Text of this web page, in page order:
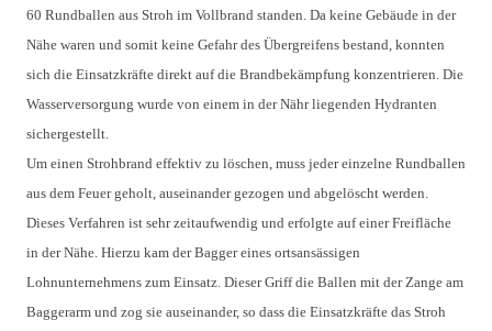
60 Rundballen aus Stroh im Vollbrand standen. Da keine Gebäude in der
Nähe waren und somit keine Gefahr des Übergreifens bestand, konnten
sich die Einsatzkräfte direkt auf die Brandbekämpfung konzentrieren. Die
Wasserversorgung wurde von einem in der Nähr liegenden Hydranten
sichergestellt.
Um einen Strohbrand effektiv zu löschen, muss jeder einzelne Rundballen
aus dem Feuer geholt, auseinander gezogen und abgelöscht werden.
Dieses Verfahren ist sehr zeitaufwendig und erfolgte auf einer Freifläche
in der Nähe. Hierzu kam der Bagger eines ortsansässigen
Lohnunternehmens zum Einsatz. Dieser Griff die Ballen mit der Zange am
Baggerarm und zog sie auseinander, so dass die Einsatzkräfte das Stroh